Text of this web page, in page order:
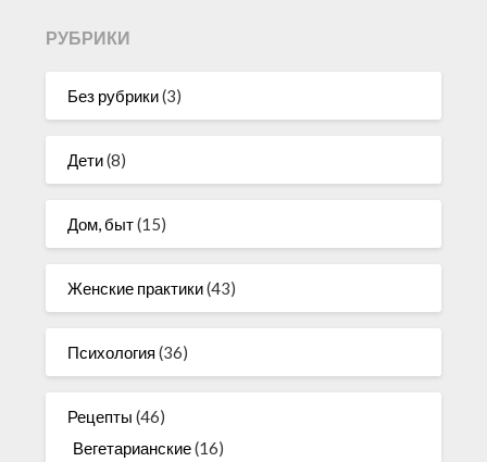
РУБРИКИ
Без рубрики(3)
Дети(8)
Дом, быт(15)
Женские практики(43)
Психология (36)
Рецепты (46)
Вегетарианские(16)